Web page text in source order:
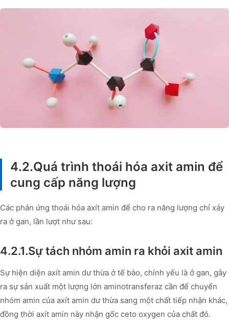
4.2.Quá trình thoái hóa axit amin để
cung cấp năng lượng
Các phản ứng thoái hóa axít amin để cho ra năng lượng chỉ xảy
ra ở gan, lần lượt như sau:
4.2.1.Sự tách nhóm amin ra khỏi axit amin
Sự hiện diện axít amin dư thừa ở tế bào, chính yếu là ở gan, gây
ra sự sản xuất một lượng lớn aminotransferaz cần để chuyển
nhóm amin của axít amin dư thừa sang một chất tiếp nhận khác,
đồng thời axít amin này nhận gốc ceto oxygen của chất đó.